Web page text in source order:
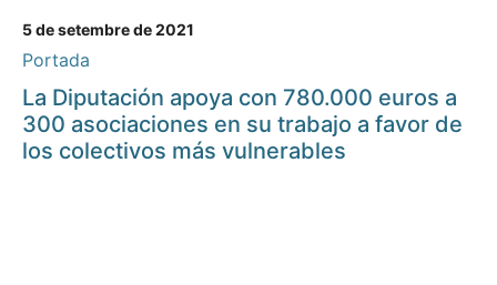
5 de setembre de 2021
Portada
La Diputación apoya con 780.000 euros a
300 asociaciones en su trabajo a favor de
los colectivos más vulnerables